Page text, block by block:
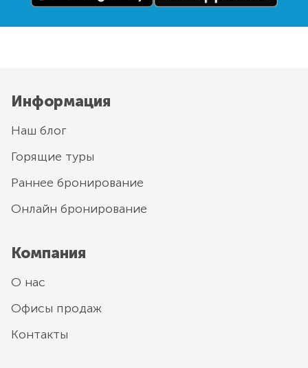
Информация
Наш блог
Горящие туры
Раннее бронирование
Онлайн бронирование
Компания
О нас
Офисы продаж
Контакты